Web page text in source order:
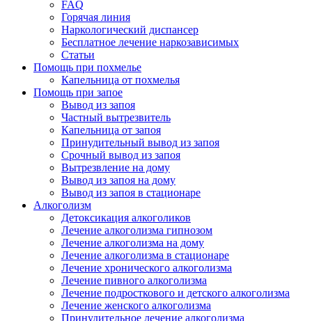
FAQ
Горячая линия
Наркологический диспансер
Бесплатное лечение наркозависимых
Статьи
Помощь при похмелье
Капельница от похмелья
Помощь при запое
Вывод из запоя
Частный вытрезвитель
Капельница от запоя
Принудительный вывод из запоя
Срочный вывод из запоя
Вытрезвление на дому
Вывод из запоя на дому
Вывод из запоя в стационаре
Алкоголизм
Детоксикация алкоголиков
Лечение алкоголизма гипнозом
Лечение алкоголизма на дому
Лечение алкоголизма в стационаре
Лечение хронического алкоголизма
Лечение пивного алкоголизма
Лечение подросткового и детского алкоголизма
Лечение женского алкоголизма
Принудительное лечение алкоголизма